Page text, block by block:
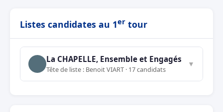
Listes candidates au 1er tour
La CHAPELLE, Ensemble et Engagés
Tête de liste : Benoit VIART · 17 candidats
▼